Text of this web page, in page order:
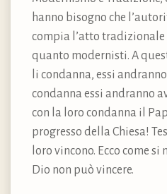
hanno bisogno che
compia l’atto
quanto modernisti. A
li condanna, essi
condanna essi andranno
con la loro condanna il
progresso della Chiesa!
loro vincono. Ecco come
Dio non può vincere.